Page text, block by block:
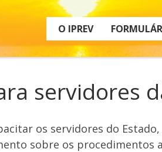
O IPREV
servidores
os servidores do
sobre os procedimentos